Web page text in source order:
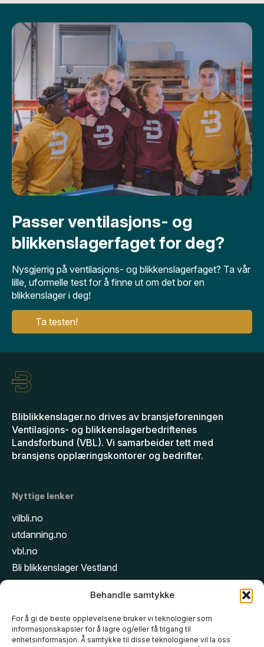
Behandle samtykke
For å gi de beste opplevelsene bruker vi teknologier som
informasjonskapsler for å lagre og/eller få tilgang til
enhetsinformasjon. Å samtykke til disse teknologiene vil la oss
Passer ventilasjons- og
blikkenslagerfaget for deg?
Nysgjerrig på ventilasjons- og blikkenslagerfaget? Ta vår
lille, uformelle test for å finne ut om det bor en
blikkenslager i deg!
Ta testen!
Bliblikkenslager.no drives av bransjeforeningen
Ventilasjons- og blikkenslagerbedriftenes
Landsforbund (VBL). Vi samarbeider tett med
bransjens opplæringskontorer og bedrifter.
Nyttige lenker
vilbli.no
utdanning.no
vbl.no
Bli blikkenslager Vestland
Bli blikkenslager Oslo
Bli blikkenslager Rogaland
Bli blikkenslager Trøndelag
Bli blikkenslager Akershus